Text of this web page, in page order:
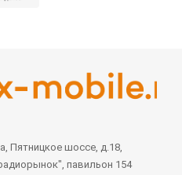
Пятницкое шоссе, д.18,
павильон 154